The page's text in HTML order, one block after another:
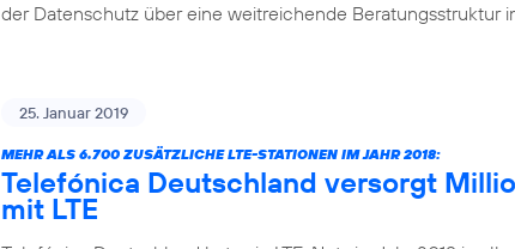
der Datenschutz über eine weitreichende Beratungsstruktur
25. Januar 2019
MEHR ALS 6.700 ZUSÄTZLICHE LTE-STATIONEN IM JAHR 2018:
Telefónica Deutschland versorgt
mit LTE